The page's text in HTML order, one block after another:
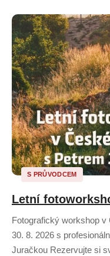
S PRŮVODCEM
Letní
Fotografický workshop
30. 8. 2026 s
Juračkou Rezervujte si